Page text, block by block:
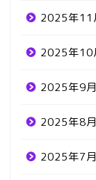
2025年11
2025年10
2025年9月
2025年8月
2025年7月